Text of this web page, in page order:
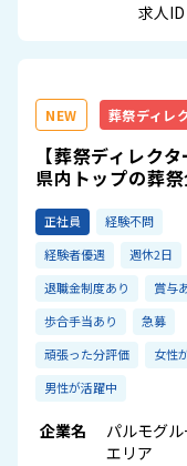
求人
NEW 葬祭ディレ
【葬祭ディレク
県内トップの葬
正社員
経験不問
経験者優遇
週休2日
退職金制度あり
賞与
歩合手当あり
急募
頑張った分評価
女性
男性が活躍中
企業名
パルモグ
エリア